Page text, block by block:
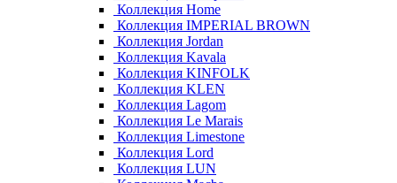
Коллекция Home
Коллекция IMPERIAL BROWN
Коллекция Jordan
Коллекция Kavala
Коллекция KINFOLK
Коллекция KLEN
Коллекция Lagom
Коллекция Le Marais
Коллекция Limestone
Коллекция Lord
Коллекция LUN